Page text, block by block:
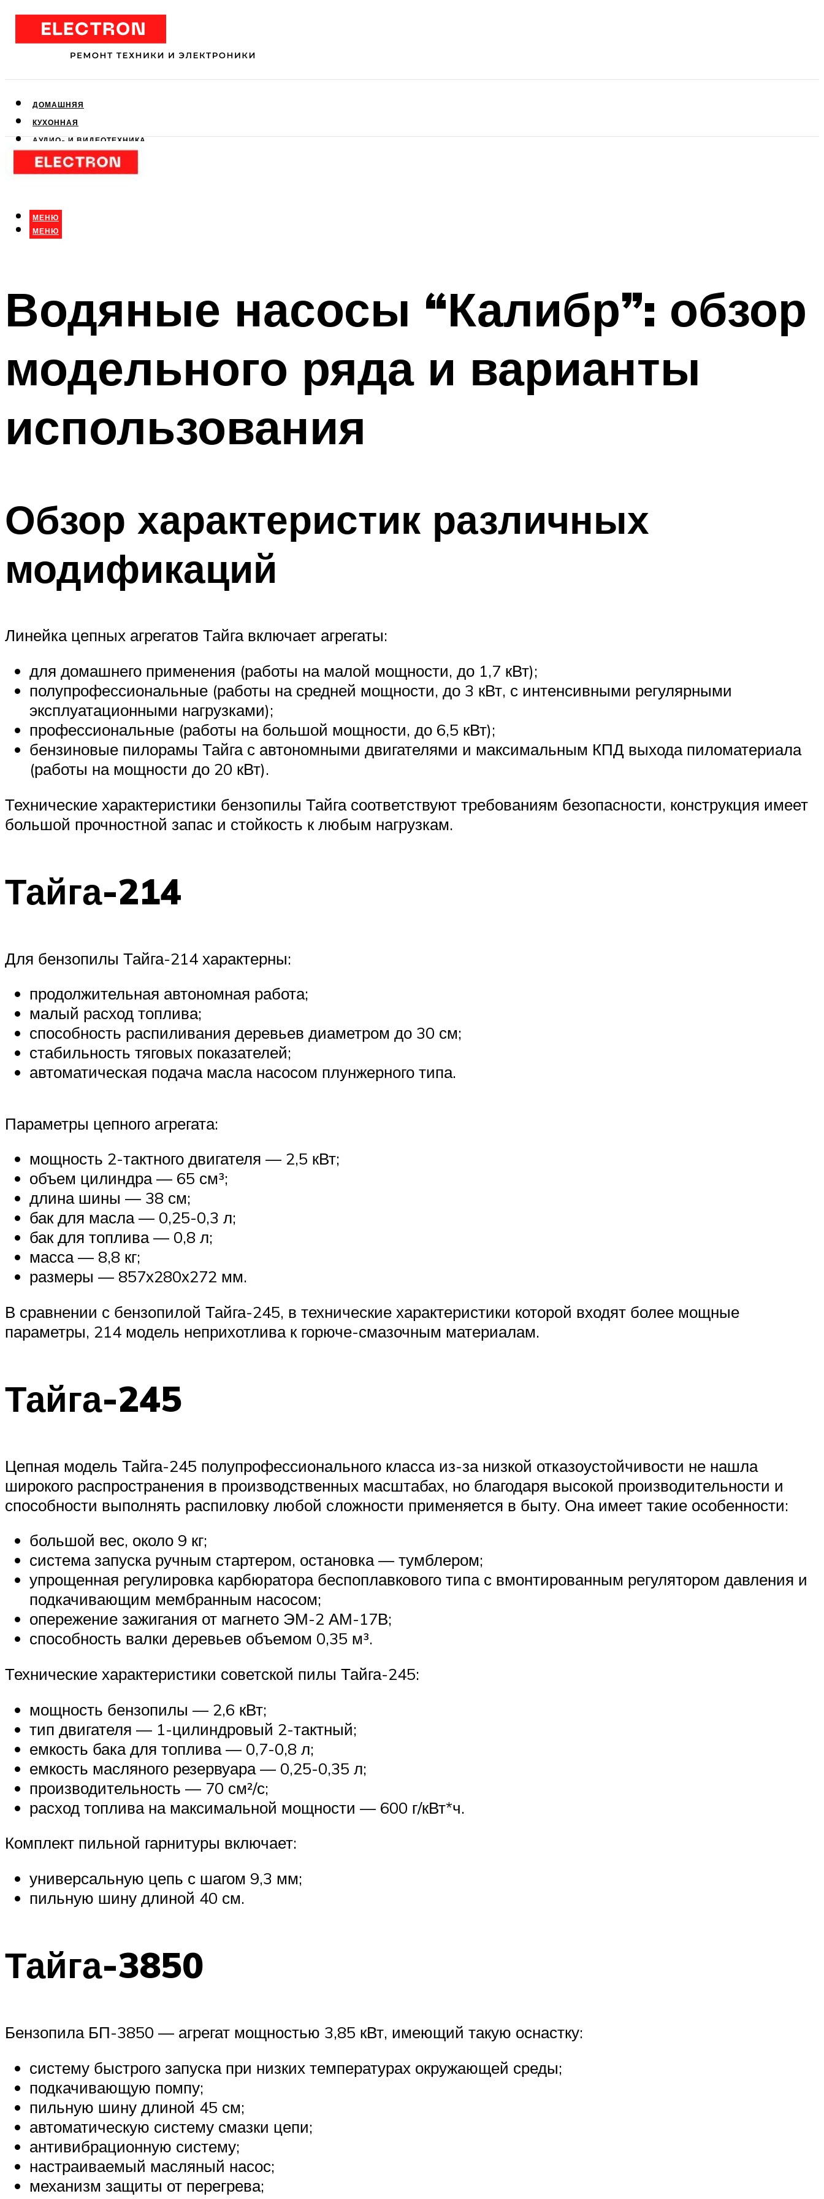
ДОМАШНЯЯ
КУХОННАЯ
АУДИО- И ВИДЕОТЕХНИКА
КЛИМАТИЧЕСКАЯ
ДЛЯ КРАСОТЫ
МЕНЮ
МЕНЮ
Водяные насосы “Калибр”: обзор
модельного ряда и варианты
использования
Обзор характеристик различных
модификаций
Линейка цепных агрегатов Тайга включает агрегаты:
для домашнего применения (работы на малой мощности, до 1,7 кВт);
полупрофессиональные (работы на средней мощности, до 3 кВт, с интенсивными регулярными
эксплуатационными нагрузками);
профессиональные (работы на большой мощности, до 6,5 кВт);
бензиновые пилорамы Тайга с автономными двигателями и максимальным КПД выхода пиломатериала
(работы на мощности до 20 кВт).
Технические характеристики бензопилы Тайга соответствуют требованиям безопасности, конструкция имеет
большой прочностной запас и стойкость к любым нагрузкам.
Тайга-214
Для бензопилы Тайга-214 характерны:
продолжительная автономная работа;
малый расход топлива;
способность распиливания деревьев диаметром до 30 см;
стабильность тяговых показателей;
автоматическая подача масла насосом плунжерного типа.
Параметры цепного агрегата:
мощность 2-тактного двигателя — 2,5 кВт;
объем цилиндра — 65 см³;
длина шины — 38 см;
бак для масла — 0,25-0,3 л;
бак для топлива — 0,8 л;
масса — 8,8 кг;
размеры — 857х280х272 мм.
В сравнении с бензопилой Тайга-245, в технические характеристики которой входят более мощные
параметры, 214 модель неприхотлива к горюче-смазочным материалам.
Тайга-245
Цепная модель Тайга-245 полупрофессионального класса из-за низкой отказоустойчивости не нашла
широкого распространения в производственных масштабах, но благодаря высокой производительности и
способности выполнять распиловку любой сложности применяется в быту. Она имеет такие особенности:
большой вес, около 9 кг;
система запуска ручным стартером, остановка — тумблером;
упрощенная регулировка карбюратора беспоплавкового типа с вмонтированным регулятором давления и
подкачивающим мембранным насосом;
опережение зажигания от магнето ЭМ-2 АМ-17В;
способность валки деревьев объемом 0,35 м³.
Технические характеристики советской пилы Тайга-245:
мощность бензопилы — 2,6 кВт;
тип двигателя — 1-цилиндровый 2-тактный;
емкость бака для топлива — 0,7-0,8 л;
емкость масляного резервуара — 0,25-0,35 л;
производительность — 70 см²/с;
расход топлива на максимальной мощности — 600 г/кВт*ч.
Комплект пильной гарнитуры включает:
универсальную цепь с шагом 9,3 мм;
пильную шину длиной 40 см.
Тайга-3850
Бензопила БП-3850 — агрегат мощностью 3,85 кВт, имеющий такую оснастку:
систему быстрого запуска при низких температурах окружающей среды;
подкачивающую помпу;
пильную шину длиной 45 см;
автоматическую систему смазки цепи;
антивибрационную систему;
настраиваемый масляный насос;
механизм защиты от перегрева;